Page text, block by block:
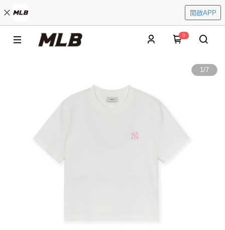
開啟APP
0
1/7